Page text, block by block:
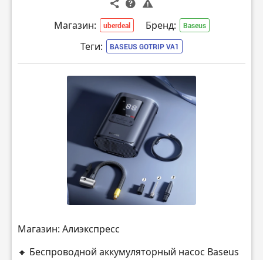
Магазин: uberdeal Бренд: Baseus
Теги: BASEUS GOTRIP VA1
Магазин: Алиэкспресс
🔸 Беспроводной аккумуляторный насос Baseus